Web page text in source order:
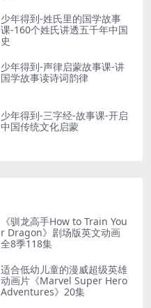
少年得到-姓氏里的国学故事
课-160个姓氏讲透五千年中国
史
少年得到-声律启蒙故事课-讲
国学故事读诗词韵律
少年得到-三字经-故事课-开启
中国传统文化启蒙
《驯龙高手How to Train You
r Dragon》剧场版英文动画
全8季118集
适合低幼儿童的漫威超级英雄
动画片《Marvel Super Hero
Adventures》20集